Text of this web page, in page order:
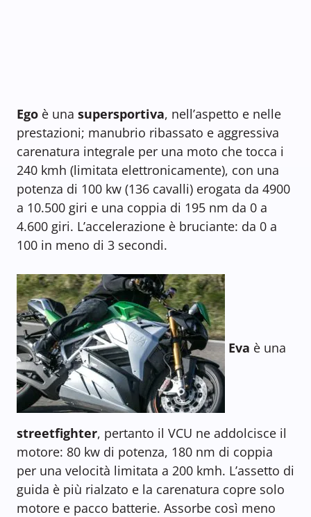
Ego è una supersportiva, nell’aspetto e nelle
prestazioni; manubrio ribassato e aggressiva
carenatura integrale per una moto che tocca i
240 kmh (limitata elettronicamente), con una
potenza di 100 kw (136 cavalli) erogata da 4900
a 10.500 giri e una coppia di 195 nm da 0 a
4.600 giri. L’accelerazione è bruciante: da 0 a
100 in meno di 3 secondi.
Eva è una
streetfighter, pertanto il VCU ne addolcisce il
motore: 80 kw di potenza, 180 nm di coppia
per una velocità limitata a 200 kmh. L’assetto di
guida è più rialzato e la carenatura copre solo
motore e pacco batterie. Assorbe così meno